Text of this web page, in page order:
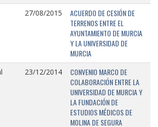
27/08/2015
ACUERDO DE CESIÓN DE
TERRENOS ENTRE EL
AYUNTAMIENTO DE MURCIA
Y LA UNIVERSIDAD DE
MURCIA
23/12/2014
CONVENIO MARCO DE
COLABORACIÓN ENTRE LA
UNIVERSIDAD DE MURCIA Y
LA FUNDACIÓN DE
ESTUDIOS MÉDICOS DE
MOLINA DE SEGURA